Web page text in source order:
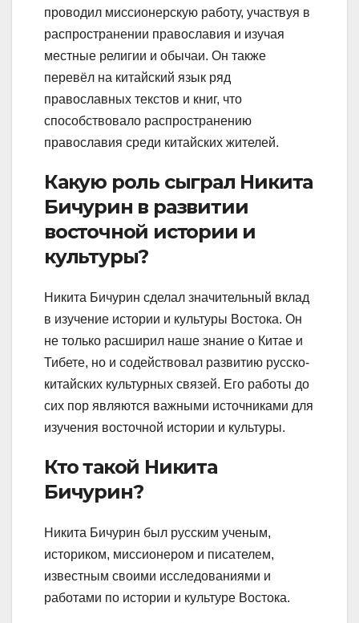
проводил миссионерскую работу, участвуя в
распространении православия и изучая
местные религии и обычаи. Он также
перевёл на китайский язык ряд
православных текстов и книг, что
способствовало распространению
православия среди китайских жителей.
Какую роль сыграл Никита
Бичурин в развитии
восточной истории и
культуры?
Никита Бичурин сделал значительный вклад
в изучение истории и культуры Востока. Он
не только расширил наше знание о Китае и
Тибете, но и содействовал развитию русско-
китайских культурных связей. Его работы до
сих пор являются важными источниками для
изучения восточной истории и культуры.
Кто такой Никита
Бичурин?
Никита Бичурин был русским ученым,
историком, миссионером и писателем,
известным своими исследованиями и
работами по истории и культуре Востока.